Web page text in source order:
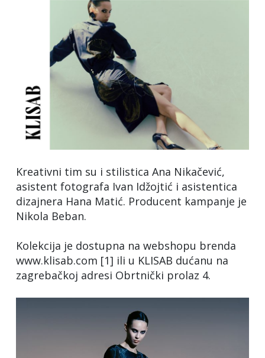
Kreativni tim su i stilistica Ana Nikačević,
asistent fotografa Ivan Idžojtić i asistentica
dizajnera Hana Matić. Producent kampanje je
Nikola Beban.
Kolekcija je dostupna na webshopu brenda
www.klisab.com [1] ili u KLISAB dućanu na
zagrebačkoj adresi Obrtnički prolaz 4.